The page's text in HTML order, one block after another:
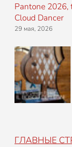
Pantone 2026,
Cloud Dancer
29 мая, 2026
ГЛАВНЫЕ